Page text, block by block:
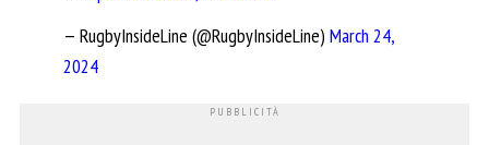
— RugbyInsideLine (@RugbyInsideLine) March 24,
2024